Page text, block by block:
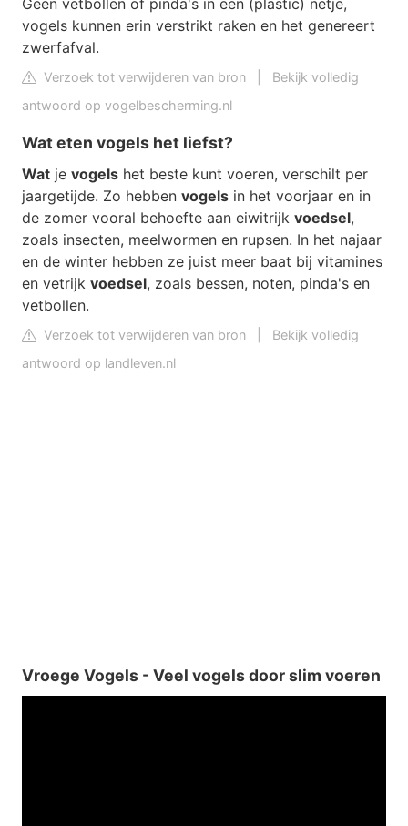
Geen vetbollen of pinda's in een (plastic) netje,
vogels kunnen erin verstrikt raken en het genereert
zwerfafval.
Verzoek tot verwijderen van bron
Bekijk volledig
antwoord op vogelbescherming.nl
Wat eten vogels het liefst?
Wat je vogels het beste kunt voeren, verschilt per
jaargetijde. Zo hebben vogels in het voorjaar en in
de zomer vooral behoefte aan eiwitrijk voedsel,
zoals insecten, meelwormen en rupsen. In het najaar
en de winter hebben ze juist meer baat bij vitamines
en vetrijk voedsel, zoals bessen, noten, pinda's en
vetbollen.
Verzoek tot verwijderen van bron
Bekijk volledig
antwoord op landleven.nl
Vroege Vogels - Veel vogels door slim voeren